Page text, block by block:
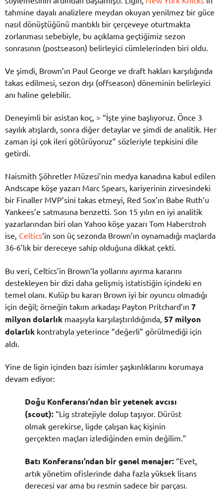
tahmine dayalı analizlere meydan okuyan yenilmez bir güce
nasıl dönüştüğünü mantıklı bir çerçeveye oturtmakta
zorlanması sebebiyle, bu açıklama geçtiğimiz sezon
sonrasının (postseason) belirleyici cümlelerinden biri oldu.
Ve şimdi, Brown’ın Paul George ve draft hakları karşılığında
takas edilmesi, sezon dışı (offseason) döneminin belirleyici
anı haline gelebilir.
Deneyimli bir asistan koç, > “İşte yine başlıyoruz. Önce 3
sayılık atışlardı, sonra diğer detaylar ve şimdi de analitik. Her
zaman işi çok ileri götürüyoruz” sözleriyle tepkisini dile
getirdi.
Naismith Şöhretler Müzesi’nin medya kanadına kabul edilen
Andscape köşe yazarı Marc Spears, kariyerinin zirvesindeki
bir Finaller MVP’sini takas etmeyi, Red Sox’ın Babe Ruth’u
Yankees’e satmasına benzetti. Son 15 yılın en iyi analitik
yazarlarından biri olan Yahoo köşe yazarı Tom Haberstroh
ise, Celtics‘in son üç sezonda Brown’ın oynamadığı maçlarda
36-6’lık bir dereceye sahip olduğuna dikkat çekti.
Bu veri, Celtics’in Brown’la yollarını ayırma kararını
destekleyen bir dizi daha gelişmiş istatistiğin içindeki en
temel olanı. Kulüp bu kararı Brown iyi bir oyuncu olmadığı
için değil; örneğin takım arkadaşı Payton Pritchard’ın 7
milyon dolarlık maaşıyla karşılaştırıldığında, 57 milyon
dolarlık kontratıyla yeterince “değerli” görülmediği için
aldı.
Yine de ligin içinden bazı isimler şaşkınlıklarını korumaya
devam ediyor:
Doğu Konferansı’ndan bir yetenek avcısı
(scout): “Lig stratejiyle dolup taşıyor. Dürüst
olmak gerekirse, ligde çalışan kaç kişinin
gerçekten maçları izlediğinden emin değilim.”
Batı Konferansı’ndan bir genel menajer: “Evet,
artık yönetim ofislerinde daha fazla yüksek lisans
derecesi var ama bu resmin sadece bir parçası.